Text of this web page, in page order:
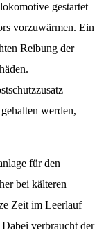
gestartet
vorzuwärmen. Ein
Reibung der
werden,
für den
bei kälteren
Zeit im Leerlauf
verbraucht der